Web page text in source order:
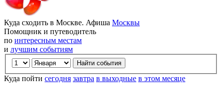
Куда сходить в Москве. Афиша Москвы
Помощник и путеводитель
по интересным местам
и лучшим событиям
Куда пойти сегодня завтра в выходные в этом месяце